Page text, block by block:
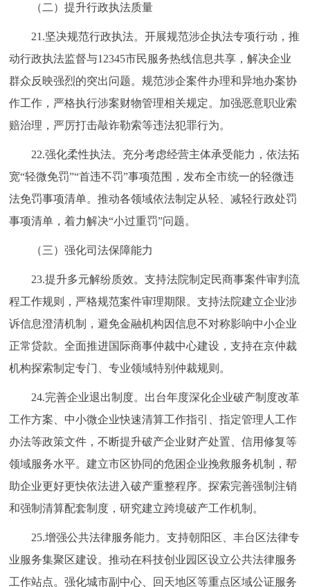
（二）提升行政执法质量
21.坚决规范行政执法。开展规范涉企执法专项行动，推
动行政执法监督与12345市民服务热线信息共享，解决企业
群众反映强烈的突出问题。规范涉企案件办理和异地办案协
作工作，严格执行涉案财物管理相关规定。加强恶意职业索
赔治理，严厉打击敲诈勒索等违法犯罪行为。
22.强化柔性执法。充分考虑经营主体承受能力，依法拓
宽“轻微免罚”“首违不罚”事项范围，发布全市统一的轻微违
法免罚事项清单。推动各领域依法制定从轻、减轻行政处罚
事项清单，着力解决“小过重罚”问题。
（三）强化司法保障能力
23.提升多元解纷质效。支持法院制定民商事案件审判流
程工作规则，严格规范案件审理期限。支持法院建立企业涉
诉信息澄清机制，避免金融机构因信息不对称影响中小企业
正常贷款。全面推进国际商事仲裁中心建设，支持在京仲裁
机构探索制定专门、专业领域特别仲裁规则。
24.完善企业退出制度。出台年度深化企业破产制度改革
工作方案、中小微企业快速清算工作指引、指定管理人工作
办法等政策文件，不断提升破产企业财产处置、信用修复等
领域服务水平。建立市区协同的危困企业挽救服务机制，帮
助企业更好更快依法进入破产重整程序。探索完善强制注销
和强制清算配套制度，研究建立跨境破产工作机制。
25.增强公共法律服务能力。支持朝阳区、丰台区法律专
业服务集聚区建设。推动在科技创业园区设立公共法律服务
工作站点。强化城市副中心、回天地区等重点区域公证服务